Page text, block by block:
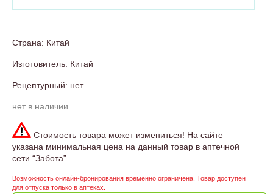
Страна: Китай
Изготовитель: Китай
Рецептурный: нет
нет в наличии
Стоимость товара может измениться! На сайте
указана минимальная цена на данный товар в аптечной
сети “Забота”.
Возможность онлайн-бронирования временно ограничена. Товар доступен
для отпуска только в аптеках.